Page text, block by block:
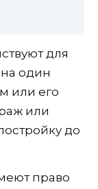
для
один
или его
или
до
право